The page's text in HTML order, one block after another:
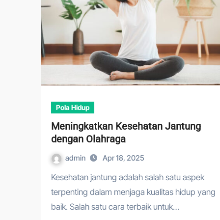
Pola Hidup
Meningkatkan Kesehatan Jantung
dengan Olahraga
admin Apr 18, 2025
Kesehatan jantung adalah salah satu aspek
terpenting dalam menjaga kualitas hidup yang
baik. Salah satu cara terbaik untuk…